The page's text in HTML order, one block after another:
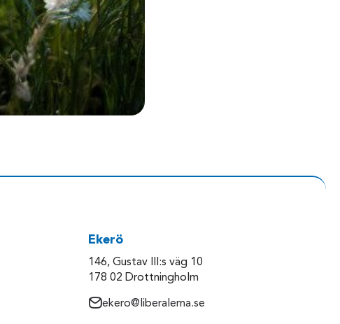
Ekerö
146, Gustav III:s väg 10
178 02 Drottningholm
ekero@liberalerna.se